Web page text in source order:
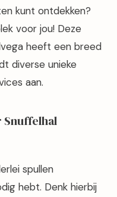
kunt ontdekken?
voor jou! Deze
heeft een breed
diverse unieke
aan.
Snuffelhal
spullen
hebt. Denk hierbij